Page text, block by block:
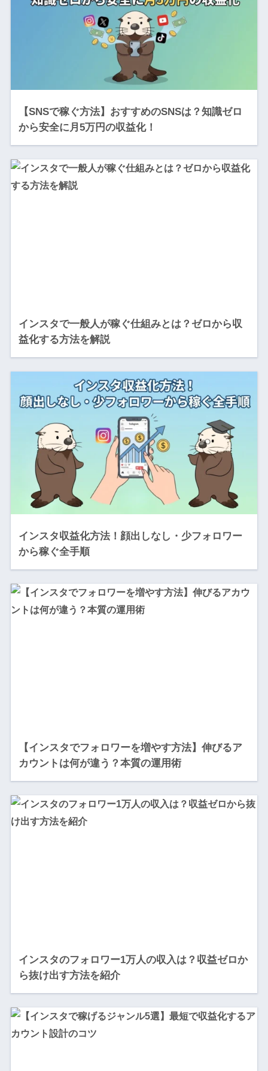
【SNSで稼ぐ方法】おすすめのSNSは？知識ゼロ
から安全に月5万円の収益化！
インスタで一般人が稼ぐ仕組みとは？ゼロから収
益化する方法を解説
インスタ収益化方法！顔出しなし・少フォロワー
から稼ぐ全手順
【インスタでフォロワーを増やす方法】伸びるア
カウントは何が違う？本質の運用術
インスタのフォロワー1万人の収入は？収益ゼロか
ら抜け出す方法を紹介